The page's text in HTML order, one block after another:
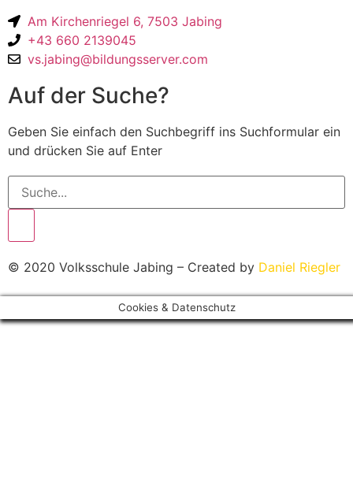
Am Kirchenriegel 6, 7503 Jabing
+43 660 2139045
vs.jabing@bildungsserver.com
Auf der Suche?
Geben Sie einfach den Suchbegriff ins Suchformular ein
und drücken Sie auf Enter
© 2020 Volksschule Jabing – Created by Daniel Riegler
Cookies & Datenschutz